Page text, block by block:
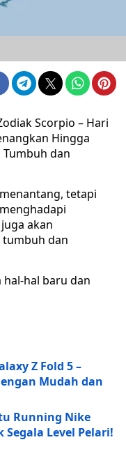
Scorpio – Hari
Hingga
dan
tetapi
akan
dan
hal baru dan
Z Fold 5 –
Mudah dan
Running Nike
Level Pelari!